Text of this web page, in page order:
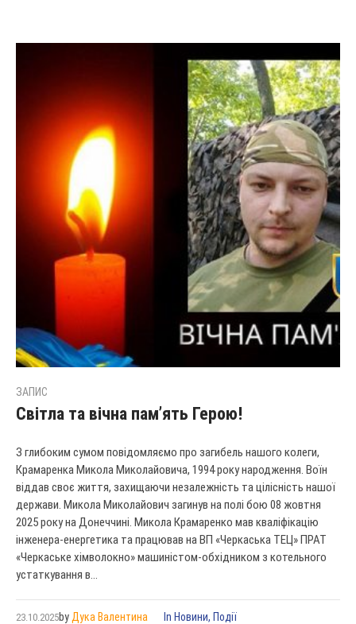
ЗАПИС
Cвітла та вічна пам’ять Герою!
З глибоким сумом повідомляємо про загибель нашого колеги,
Крамаренка Микола Миколайовича, 1994 року народження. Воїн
віддав своє життя, захищаючи незалежність та цілісність нашої
держави. Микола Миколайович загинув на полі бою 08 жовтня
2025 року на Донеччині. Микола Крамаренко мав кваліфікацію
інженера-енергетика та працював на ВП «Черкаська ТЕЦ» ПРАТ
«Черкаське хімволокно» машиністом-обхідником з котельного
устаткування в...
23.10.2025by Дука Валентина In Новини, Події